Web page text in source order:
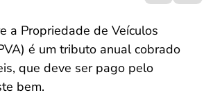
a Propriedade de Veículos
é um tributo anual cobrado
que deve ser pago pelo
bem.